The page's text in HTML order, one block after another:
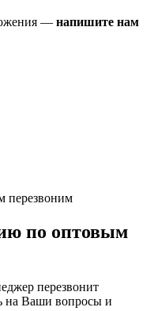
— напишите нам
перезвоним
по оптовым
перезвонит
на Ваши вопросы и